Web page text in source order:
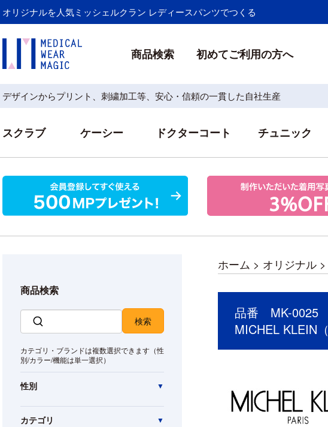
オリジナルを人気ミッシェルクラン レディースパンツでつくる
商品検索 初めてご利用の方へ
デザインからプリント、刺繍加工等、安心・信頼の一貫した自社生産
スクラブ ケーシー ドクターコート チュニック
商品検索
カテゴリ・ブランドは複数選択できます（性
別/カラー/機能は単一選択）
性別
カテゴリ
ホーム > オリジナル >
品番 MK-0025
MICHEL KLEIN